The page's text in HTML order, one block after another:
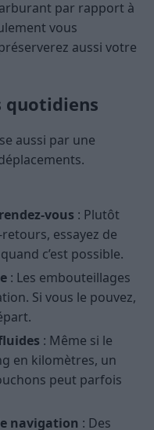
par rapport à
vous
aussi votre
quotidiens
aussi par une
vous : Plutôt
essayez de
c’est possible.
: Les embouteillages
Si vous le pouvez,
: Même si le
en kilomètres, un
peut parfois
navigation : Des